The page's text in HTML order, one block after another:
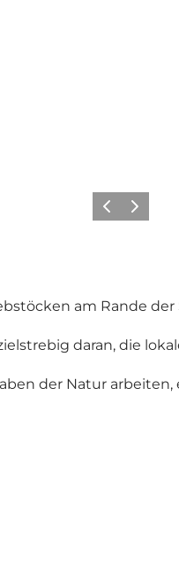
Vorherige Folie
Nächste
am Rande
daran, die
der Natur